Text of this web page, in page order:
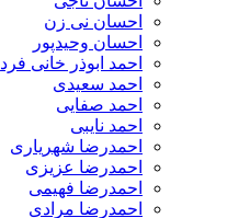
احسان نی زن
احسان وحیدپور
احمد ابوذر خانی فرد
احمد سعیدی
احمد صفایی
احمد نایبی
احمدرضا شهریاری
احمدرضا عزیزی
احمدرضا فهیمی
احمدرضا مرادی